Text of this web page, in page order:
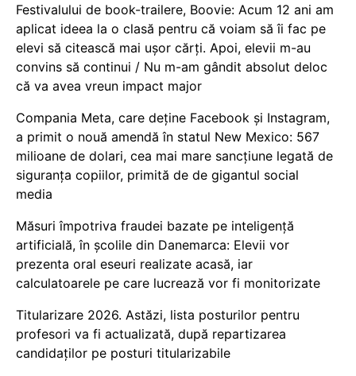
Festivalului de book-trailere, Boovie: Acum 12 ani am
aplicat ideea la o clasă pentru că voiam să îi fac pe
elevi să citească mai ușor cărți. Apoi, elevii m-au
convins să continui / Nu m-am gândit absolut deloc
că va avea vreun impact major
Compania Meta, care deține Facebook și Instagram,
a primit o nouă amendă în statul New Mexico: 567
milioane de dolari, cea mai mare sancțiune legată de
siguranța copiilor, primită de de gigantul social
media
Măsuri împotriva fraudei bazate pe inteligență
artificială, în școlile din Danemarca: Elevii vor
prezenta oral eseuri realizate acasă, iar
calculatoarele pe care lucrează vor fi monitorizate
Titularizare 2026. Astăzi, lista posturilor pentru
profesori va fi actualizată, după repartizarea
candidaților pe posturi titularizabile